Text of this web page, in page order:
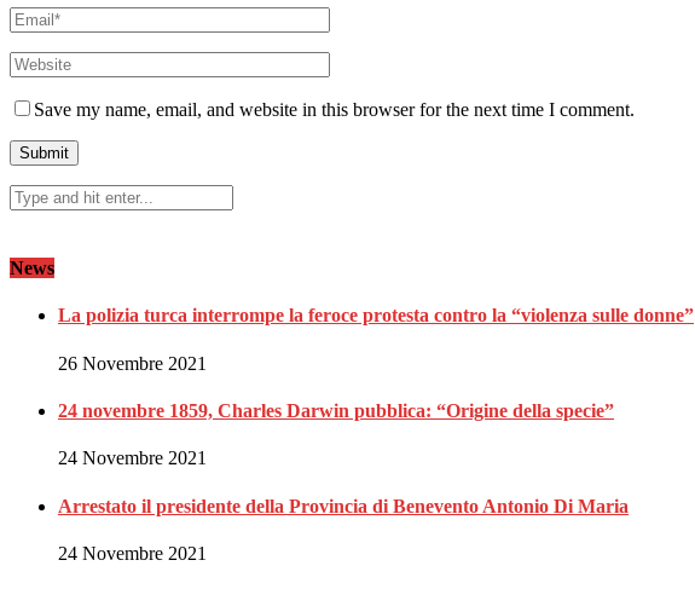
Save my name, email, and website in this browser for the next time I comment.
News
La polizia turca interrompe la feroce protesta contro la “violenza sulle donne”
26 Novembre 2021
24 novembre 1859, Charles Darwin pubblica: “Origine della specie”
24 Novembre 2021
Arrestato il presidente della Provincia di Benevento Antonio Di Maria
24 Novembre 2021